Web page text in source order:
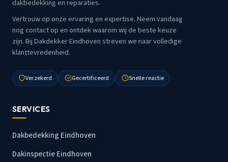
dakbedekking en reparaties.
Vertrouw op onze ervaring en expertise. Neem vandaag
nog contact op en ontdek waarom wij de beste keuze
zijn. Bij Dakdekker Eindhoven streven we naar volledige
klanttevredenheid.
Verzekerd Gecertificeerd Snelle reactie
SERVICES
Dakbedekking Eindhoven
Dakinspectie Eindhoven